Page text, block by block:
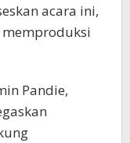
acara ini,
Pandie,